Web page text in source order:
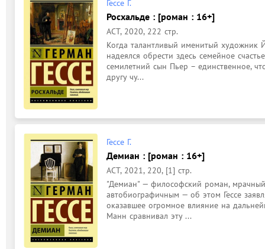
Гессе Г.
Росхальде : [роман : 16+]
АСТ, 2020, 222 стр.
Когда талантливый именитый художник
надеялся обрести здесь семейное
семилетний сын Пьер – единственное,
другу чу...
Гессе Г.
Демиан : [роман : 16+]
АСТ, 2021, 220, [1] стр.
"Демиан" — философский роман,
автобиографичным — об этом Гессе
оказавшее огромное влияние на
Манн сравнивал эту ...